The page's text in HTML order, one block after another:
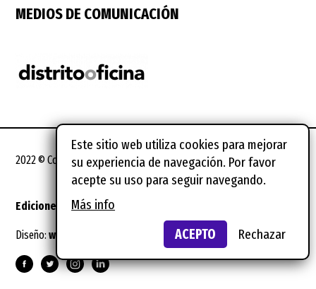
MEDIOS DE COMUNICACIÓN
2022 © Coworking Spain Conference
Ediciones anteriores
Diseño:wild wild web Suscríbete al newsletter
Este sitio web utiliza cookies para mejorar
su experiencia de navegación. Por favor
acepte su uso para seguir navegando.
Más info
ACEPTO
Rechazar